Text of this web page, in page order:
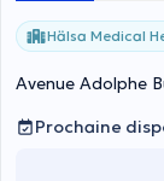
Hälsa Medical
Avenue Adolphe
Prochaine